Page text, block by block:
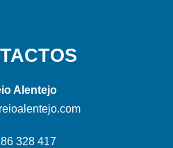
Alentejo
328 417